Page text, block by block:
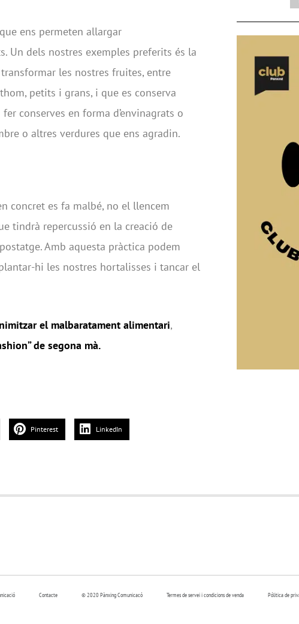
ens permeten allargar
Un dels nostres exemples preferits és la
les nostres fruites, entre
petits i grans, i que es conserva
conserves en forma d’envinagrats o
o altres verdures que ens agradin.
concret es fa malbé, no el llencem
tindrà repercussió en la creació de
Amb aquesta pràctica podem
hi les nostres hortalisses i tancar el
el malbaratament alimentari,
de segona mà.
Pinterest LinkedIn
Contacte © 2020 Pànxing Comunicacó Termes de servei i condicions de venda Pólitica de